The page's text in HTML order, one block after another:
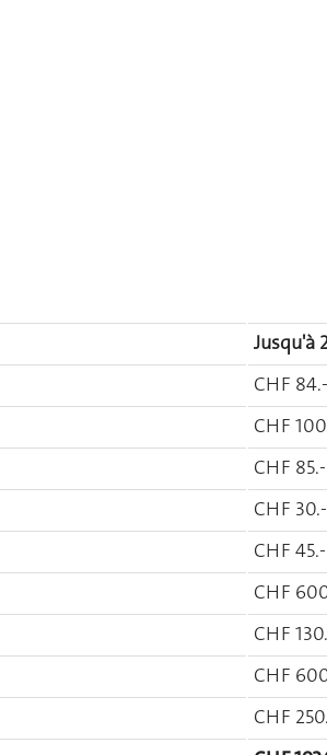
Jusqu'à
CHF 84.-
CHF
CHF
CHF 30.-
CHF 45.-
CHF
CHF
CHF
CHF